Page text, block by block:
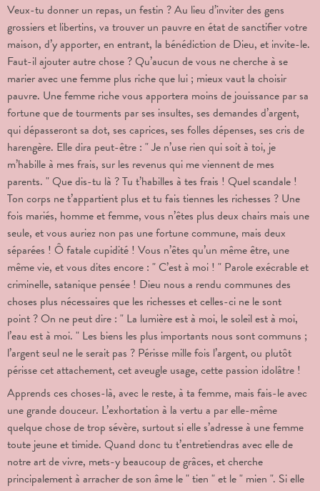
Veux-tu donner un repas, un festin ? Au lieu d’inviter des gens
grossiers et libertins, va trouver un pauvre en état de sanctifier votre
maison, d’y apporter, en entrant, la bénédiction de Dieu, et invite-le.
Faut-il ajouter autre chose ? Qu’aucun de vous ne cherche à se
marier avec une femme plus riche que lui ; mieux vaut la choisir
pauvre. Une femme riche vous apportera moins de jouissance par sa
fortune que de tourments par ses insultes, ses demandes d’argent,
qui dépasseront sa dot, ses caprices, ses folles dépenses, ses cris de
harengère. Elle dira peut-être : " Je n’use rien qui soit à toi, je
m’habille à mes frais, sur les revenus qui me viennent de mes
parents. " Que dis-tu là ? Tu t’habilles à tes frais ! Quel scandale !
Ton corps ne t’appartient plus et tu fais tiennes les richesses ? Une
fois mariés, homme et femme, vous n’êtes plus deux chairs mais une
seule, et vous auriez non pas une fortune commune, mais deux
séparées ! Ô fatale cupidité ! Vous n’êtes qu’un même être, une
même vie, et vous dites encore : " C’est à moi ! " Parole exécrable et
criminelle, satanique pensée ! Dieu nous a rendu communes des
choses plus nécessaires que les richesses et celles-ci ne le sont
point ? On ne peut dire : " La lumière est à moi, le soleil est à moi,
l’eau est à moi. " Les biens les plus importants nous sont communs ;
l’argent seul ne le serait pas ? Périsse mille fois l’argent, ou plutôt
périsse cet attachement, cet aveugle usage, cette passion idolâtre !
Apprends ces choses-là, avec le reste, à ta femme, mais fais-le avec
une grande douceur. L’exhortation à la vertu a par elle-même
quelque chose de trop sévère, surtout si elle s’adresse à une femme
toute jeune et timide. Quand donc tu t’entretiendras avec elle de
notre art de vivre, mets-y beaucoup de grâces, et cherche
principalement à arracher de son âme le " tien " et le " mien ". Si elle